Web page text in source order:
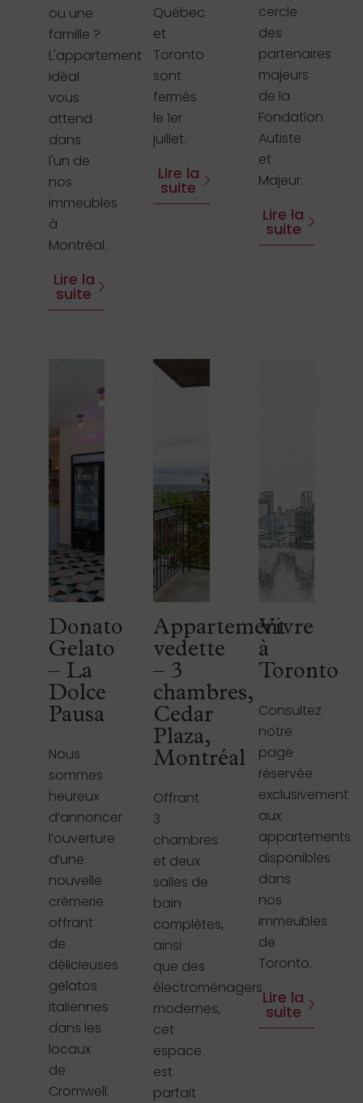
ou une
famille ?
L'appartement
idéal
vous
attend
dans
l'un de
nos
immeubles
à
Montréal.
Lire la
suite
Québec
et
Toronto
sont
fermés
le 1er
juillet.
Lire la
suite
cercle
des
partenaires
majeurs
de la
Fondation
Autiste
et
Majeur.
Lire la
suite
Donato
Gelato
– La
Dolce
Pausa
Nous
sommes
heureux
d’annoncer
l’ouverture
d’une
nouvelle
crèmerie
offrant
de
délicieuses
gelatos
italiennes
dans les
locaux
de
Cromwell.
Appartement
vedette
– 3
chambres,
Cedar
Plaza,
Montréal
Offrant
3
chambres
et deux
salles de
bain
complètes,
ainsi
que des
électroménagers
modernes,
cet
espace
est
parfait
Vivre
à
Toronto
Consultez
notre
page
réservée
exclusivement
aux
appartements
disponibles
dans
nos
immeubles
de
Toronto.
Lire la
suite